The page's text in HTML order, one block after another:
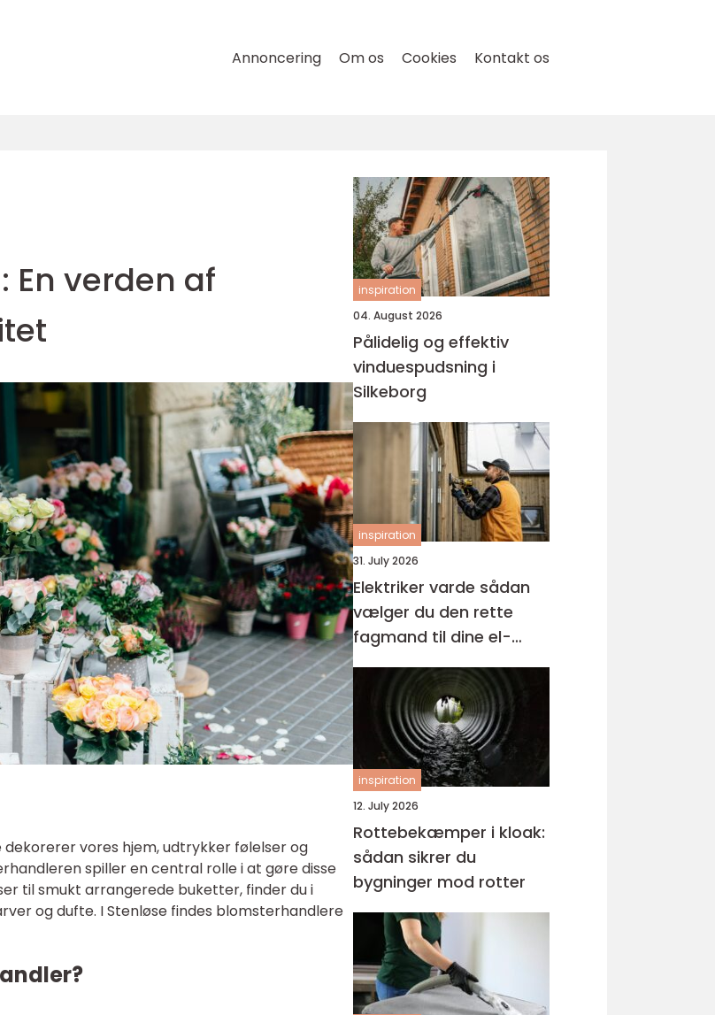
Annoncering Om os Cookies Kontakt os
verden af
dekorerer vores hjem, udtrykker følelser og
spiller en central rolle i at gøre disse
til smukt arrangerede buketter, finder du i
og dufte. I Stenløse findes blomsterhandlere
inspiration
04. August 2026
Pålidelig og effektiv
vinduespudsning i
Silkeborg
inspiration
31. July 2026
Elektriker varde sådan
vælger du den rette
fagmand til dine el-
opgaver
inspiration
12. July 2026
Rottebekæmper i kloak:
sådan sikrer du
bygninger mod rotter